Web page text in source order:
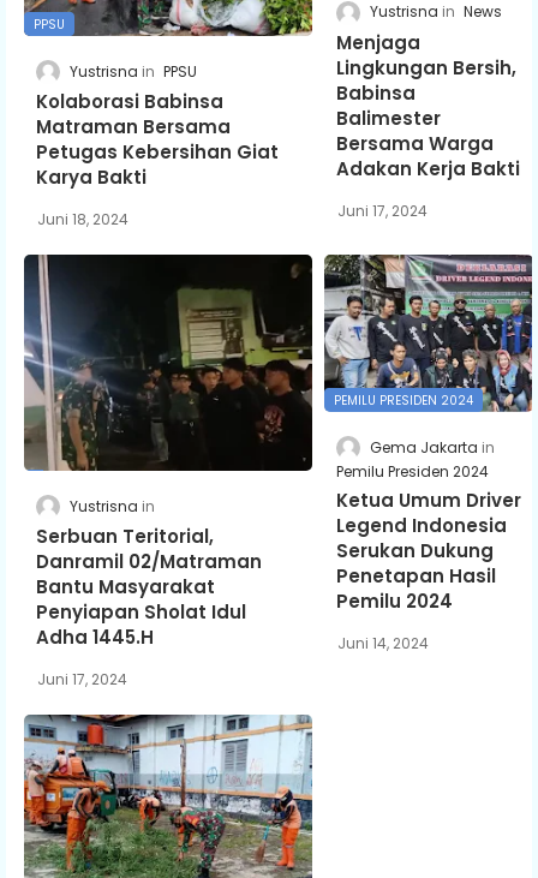
PPSU
Yustrisna PPSU
Kolaborasi Babinsa
Matraman Bersama
Petugas Kebersihan Giat
Karya Bakti
Juni 18, 2024
Yustrisna News
Menjaga
Lingkungan Bersih,
Babinsa
Balimester
Bersama Warga
Adakan Kerja Bakti
Juni 17, 2024
Yustrisna
Serbuan Teritorial,
Danramil 02/Matraman
Bantu Masyarakat
Penyiapan Sholat Idul
Adha 1445.H
Juni 17, 2024
PEMILU PRESIDEN 2024
Gema Jakarta
Pemilu Presiden 2024
Ketua Umum Driver
Legend Indonesia
Serukan Dukung
Penetapan Hasil
Pemilu 2024
Juni 14, 2024